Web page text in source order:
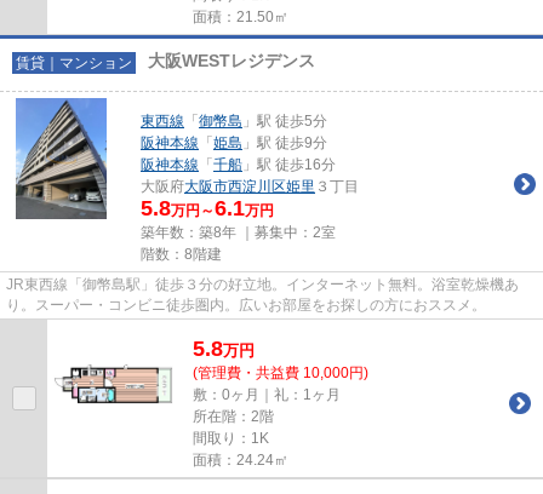
面積：21.50㎡
賃貸｜マンション 大阪WESTレジデンス
東西線 「 御幣島 」駅 徒歩5分
阪神本線 「 姫島 」駅 徒歩9分
阪神本線 「 千船 」駅 徒歩16分
大阪府大阪市西淀川区姫里 ３丁目
5.8万円～6.1万円
築年数：築8年 ｜募集中： 2室
階数：8階建
JR東西線「御幣島駅」徒歩３分の好立地。インターネット無料。浴室乾燥機あ
り。スーパー・コンビニ徒歩圏内。広いお部屋をお探しの方におススメ。
5.8万円
(管理費・共益費 10,000円)
敷：0ヶ月｜礼：1ヶ月
所在階：2階
間取り：1K
面積：24.24㎡